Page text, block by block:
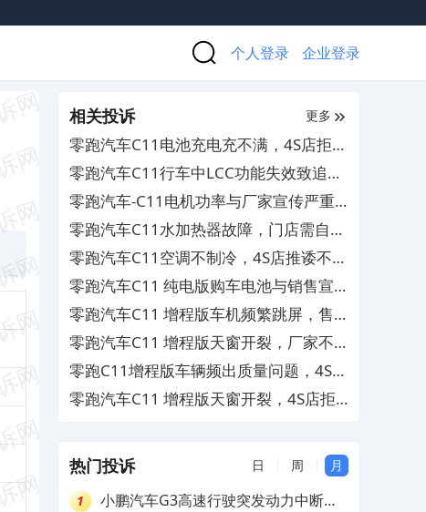
个人登录 企业登录
相关投诉 更多
零跑汽车C11电池充电充不满，4S店拒绝
处理
零跑汽车C11行车中LCC功能失效致追
尾，安全保障存疑
零跑汽车-C11电机功率与厂家宣传严重
不符
零跑汽车C11水加热器故障，门店需自费
换件维修
零跑汽车C11空调不制冷，4S店推诿不予
保修
零跑汽车C11 纯电版购车电池与销售宣
传不符，要求解约退款并赔偿
零跑汽车C11 增程版车机频繁跳屏，售
后多次维修无法根治
零跑汽车C11 增程版天窗开裂，厂家不
重视不处理
零跑C11增程版车辆频出质量问题，4S店
多次维修无效要求退换车
零跑汽车C11 增程版天窗开裂，4S店拒
热门投诉 日 周 月
1
小鹏汽车G3高速行驶突发动力中断，